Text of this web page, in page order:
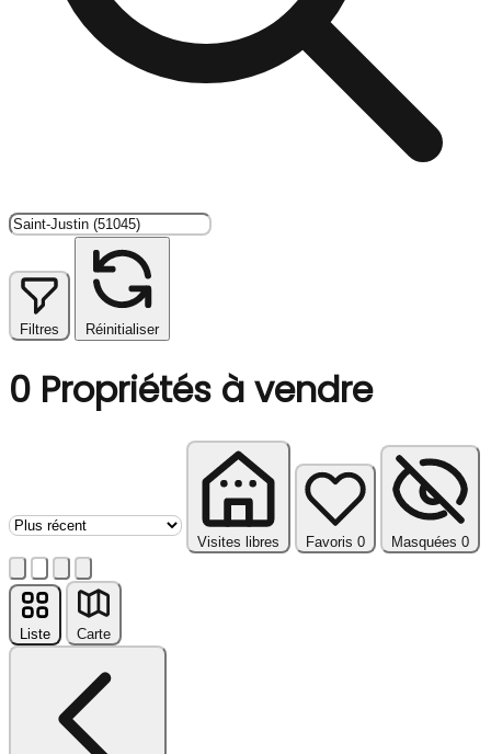
Filtres Réinitialiser
0 Propriétés à vendre
Visites libres Favoris 0 Masquées 0
Liste Carte